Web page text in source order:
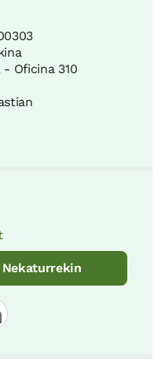
Oficina 310